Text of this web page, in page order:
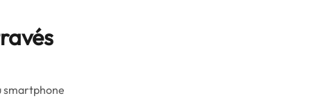
smartphone